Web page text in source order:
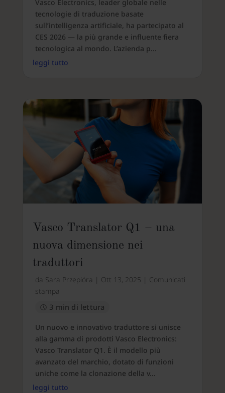
Vasco Electronics, leader globale nelle
tecnologie di traduzione basate
sull’intelligenza artificiale, ha partecipato al
CES 2026 — la più grande e influente fiera
tecnologica al mondo. L’azienda p...
leggi tutto
Vasco Translator Q1 – una
nuova dimensione nei
traduttori
da Sara Przepióra Ott 13, 2025
Comunicati
stampa
3 min di lettura
Un nuovo e innovativo traduttore si unisce
alla gamma di prodotti Vasco Electronics:
Vasco Translator Q1. È il modello più
avanzato del marchio, dotato di funzioni
uniche come la clonazione della v...
leggi tutto